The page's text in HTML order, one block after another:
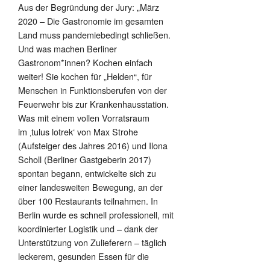
Aus der Begründung der Jury: „März
2020 – Die Gastronomie im gesamten
Land muss pandemiebedingt schließen.
Und was machen Berliner
Gastronom*innen? Kochen einfach
weiter! Sie kochen für „Helden“, für
Menschen in Funktionsberufen von der
Feuerwehr bis zur Krankenhausstation.
Was mit einem vollen Vorratsraum
im ‚tulus lotrek‘ von Max Strohe
(Aufsteiger des Jahres 2016) und Ilona
Scholl (Berliner Gastgeberin 2017)
spontan begann, entwickelte sich zu
einer landesweiten Bewegung, an der
über 100 Restaurants teilnahmen. In
Berlin wurde es schnell professionell, mit
koordinierter Logistik und – dank der
Unterstützung von Zulieferern – täglich
leckerem, gesunden Essen für die